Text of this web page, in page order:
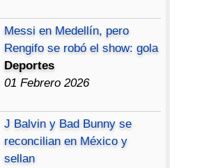
Messi en Medellín, pero
Rengifo se robó el show: gola
Deportes
01 Febrero 2026
J Balvin y Bad Bunny se
reconcilian en México y
sellan